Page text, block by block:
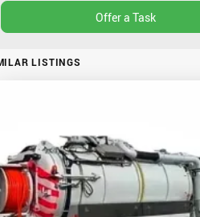
LISTINGS